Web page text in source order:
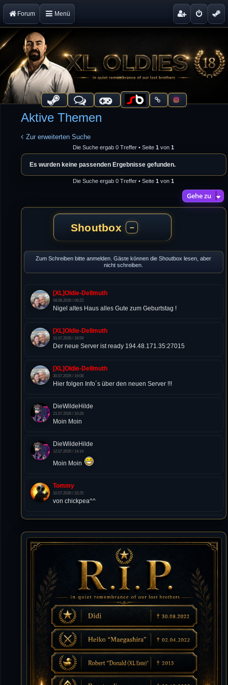
Forum Menü
Aktive Themen
Zur erweiterten Suche
Die Suche ergab 0 Treffer • Seite1 von1
Es wurden keine passenden Ergebnisse gefunden.
Die Suche ergab 0 Treffer • Seite1 von1
Gehe zu
Shoutbox −
Zum Schreiben bitte anmelden. Gäste können die Shoutbox lesen, aber
nicht schreiben.
[XL]Oldie-Dellmuth
08.08.2026 / 09:22
Nigel altes Haus alles Gute zum Geburtstag !
[XL]Oldie-Dellmuth
31.07.2026 / 18:59
Der neue Server ist ready 194.48.171.35:27015
[XL]Oldie-Dellmuth
30.07.2026 / 16:08
Hier folgen Info´s über den neuen Server !!!
DieWildeHilde
21.07.2026 / 10:28
Moin Moin
DieWildeHilde
12.07.2026 / 14:14
Moin Moin
Tommy
10.07.2026 / 22:25
von chickpea^^
10.07.2026 / 22:25
Letzte Aktivität:
27. Dez 2023, 22:48
DieWildeHilde
10.07.2026 / 12:48
Happy Birthday Chickpea
DieWildeHilde
10.07.2026 / 10:08
Hallo meine Lieben!
Isimiyaki
10.07.2026 / 00:34
Alles gute chickpea